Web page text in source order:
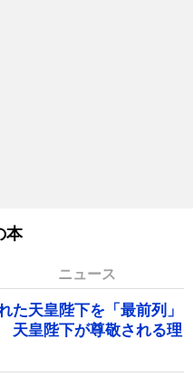
本
ニュース
た天皇陛下を「最前列」
天皇陛下が尊敬される理